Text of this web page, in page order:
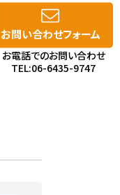
お問い合わせフォーム
お電話でのお問い合わせ
TEL:06-6435-9747